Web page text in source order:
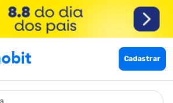
Cadastrar